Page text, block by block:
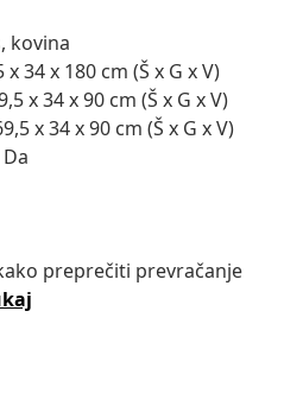
kovina
34 x 180 cm (Š x G x V)
x 34 x 90 cm (Š x G x V)
x 34 x 90 cm (Š x G x V)
preprečiti prevračanje